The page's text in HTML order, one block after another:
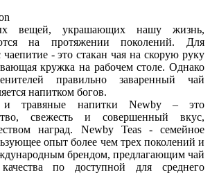
вещей, украшающих нашу жизнь,
на протяжении поколений. Для
- это стакан чая на скорую руку
кружка на рабочем столе. Однако
правильно заваренный чай
напитком богов.
и травяные напитки Newby – это
свежесть и совершенный вкус,
наград. Newby Teas - семейное
опыт более чем трех поколений и
брендом, предлагающим чай
по доступной для среднего